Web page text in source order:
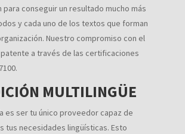
conseguir un resultado mucho más
y cada uno de los textos que forman
Nuestro compromiso con el
a través de las certificaciones
MULTILINGÜE
es ser tu único proveedor capaz de
tus necesidades lingüísticas. Esto